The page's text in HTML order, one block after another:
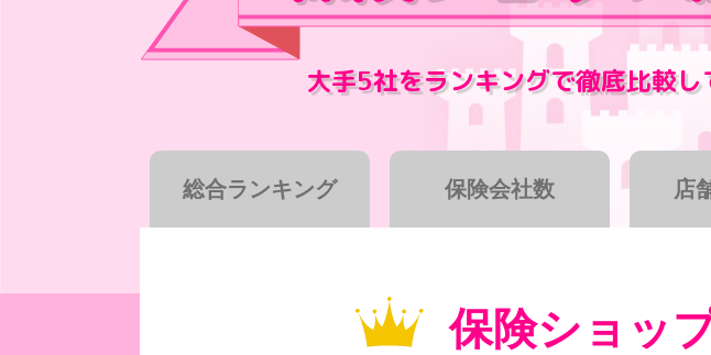
大手5社をランキングで徹底比較し
総合ランキング 保険会社数 店
保険ショッ